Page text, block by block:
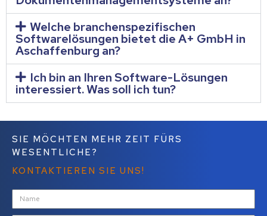
Welche branchenspezifischen
Softwarelösungen bietet die A+ GmbH in
Aschaffenburg an?
Ich bin an Ihren Software-Lösungen
interessiert. Was soll ich tun?
SIE MÖCHTEN MEHR ZEIT FÜRS
WESENTLICHE?
KONTAKTIEREN SIE UNS!